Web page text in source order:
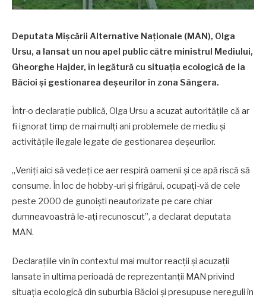
Deputata Mișcării Alternative Naționale (MAN), Olga
Ursu, a lansat un nou apel public către ministrul Mediului,
Gheorghe Hajder, în legătură cu situația ecologică de la
Băcioi și gestionarea deșeurilor în zona Sângera.
Într-o declarație publică, Olga Ursu a acuzat autoritățile că ar
fi ignorat timp de mai mulți ani problemele de mediu și
activitățile ilegale legate de gestionarea deșeurilor.
„Veniți aici să vedeți ce aer respiră oamenii și ce apă riscă să
consume. În loc de hobby-uri și frigărui, ocupați-vă de cele
peste 2000 de gunoiști neautorizate pe care chiar
dumneavoastră le-ați recunoscut”, a declarat deputata
MAN.
Declarațiile vin în contextul mai multor reacții și acuzații
lansate în ultima perioadă de reprezentanții MAN privind
situația ecologică din suburbia Băcioi și presupuse nereguli în